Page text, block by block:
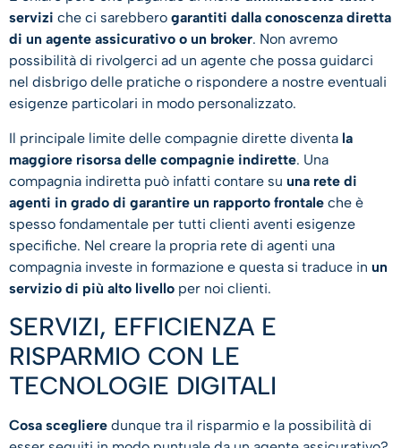
servizi che ci sarebbero garantiti dalla conoscenza diretta
di un agente assicurativo o un broker. Non avremo
possibilità di rivolgerci ad un agente che possa guidarci
nel disbrigo delle pratiche o rispondere a nostre eventuali
esigenze particolari in modo personalizzato.
Il principale limite delle compagnie dirette diventa la
maggiore risorsa delle compagnie indirette. Una
compagnia indiretta può infatti contare su una rete di
agenti in grado di garantire un rapporto frontale che è
spesso fondamentale per tutti clienti aventi esigenze
specifiche. Nel creare la propria rete di agenti una
compagnia investe in formazione e questa si traduce in un
servizio di più alto livello per noi clienti.
SERVIZI, EFFICIENZA E
RISPARMIO CON LE
TECNOLOGIE DIGITALI
Cosa scegliere dunque tra il risparmio e la possibilità di